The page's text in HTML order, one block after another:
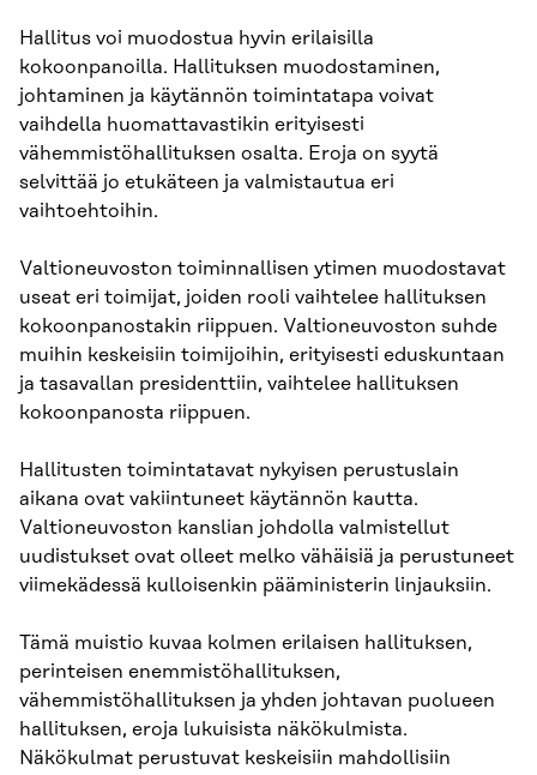
Hallitus voi muodostua hyvin erilaisilla
kokoonpanoilla. Hallituksen muodostaminen,
johtaminen ja käytännön toimintatapa voivat
vaihdella huomattavastikin erityisesti
vähemmistöhallituksen osalta. Eroja on syytä
selvittää jo etukäteen ja valmistautua eri
vaihtoehtoihin.
Valtioneuvoston toiminnallisen ytimen muodostavat
useat eri toimijat, joiden rooli vaihtelee hallituksen
kokoonpanostakin riippuen. Valtioneuvos­ton suhde
muihin keskeisiin toimijoihin, erityisesti eduskuntaan
ja tasavallan presidenttiin, vaihtelee hallituksen
kokoonpanosta riippuen.
Hallitusten toimintatavat nykyisen perustuslain
aikana ovat vakiintuneet käytännön kautta.
Valtioneuvoston kanslian johdolla valmistellut
uudistuk­set ovat olleet melko vähäisiä ja perustuneet
viimekädessä kulloisenkin pää­ministerin linjauksiin.
Tämä muistio kuvaa kolmen erilaisen hallituksen,
perinteisen enemmis­töhallituksen,
vähemmistöhallituksen ja yhden johtavan puolueen
hallituk­sen, eroja lukuisista näkökulmista.
Näkökulmat perustuvat keskeisiin mah­dollisiin